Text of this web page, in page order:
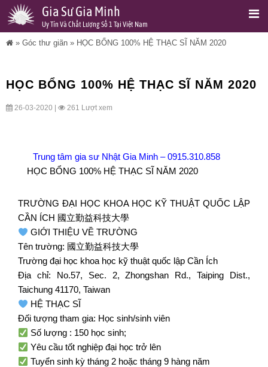
Gia Sư Gia Minh
Uy Tín Và Chất Lượng Số 1 Tại Việt Nam
» Góc thư giãn » HỌC BỔNG 100% HỆ THẠC SĨ NĂM 2020
HỌC BỔNG 100% HỆ THẠC SĨ NĂM 2020
26-03-2020 | 261 Lượt xem
Trung tâm gia sư Nhật Gia Minh –0915.310.858
HỌC BỔNG 100% HỆ THẠC SĨ NĂM 2020
TRƯỜNG ĐẠI HỌC KHOA HỌC KỸ THUẬT QUỐC LẬP
CẦN ÍCH 國立勤益科技大學
GIỚI THIỆU VỀ TRƯỜNG
Tên trường: 國立勤益科技大學
Trường đại học khoa học kỹ thuật quốc lập Cần Ích
Địa chỉ: No.57, Sec. 2, Zhongshan Rd., Taiping Dist.,
Taichung 41170, Taiwan
HỆ THẠC SĨ
️Đối tượng tham gia: Học sinh/sinh viên
Số lượng : 150 học sinh;
Yêu cầu tốt nghiệp đại học trở lên
Tuyển sinh kỳ tháng 2 hoặc tháng 9 hàng năm